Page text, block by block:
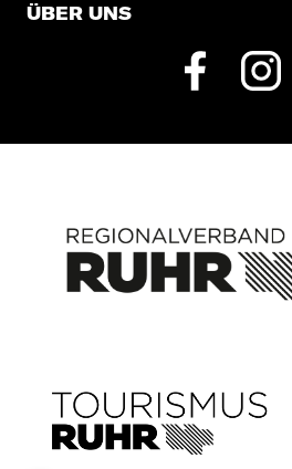
ÜBER UNS